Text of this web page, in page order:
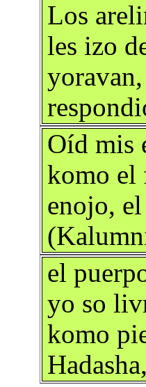
Los
les izo
Oíd mis
komo el
enojo,
el
yo so
komo